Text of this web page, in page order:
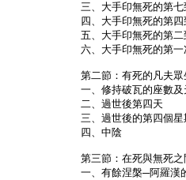
三、大手印無死的第
四、大手印無死的第
五、大手印無死的第
六、大手印無死的第一
第二節：有死的凡夫眾
一、修持破瓦的座數及
二、過世後第四天
三、過世後的第四個星
四、中陰
第三節：在死與無死之
一、有餘涅槃─阿羅漢